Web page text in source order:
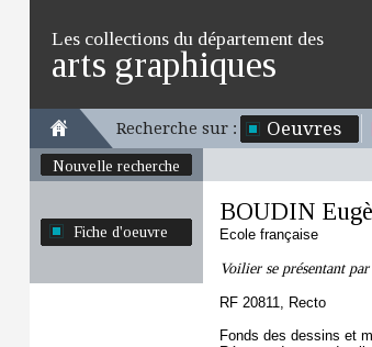
Les collections du département des
arts graphiques
Recherche sur : Oeuvres
Nouvelle recherche
Fiche d'oeuvre
BOUDIN
Ecole française
Voilier se présentant
RF 20811, Recto
Fonds des dessins et